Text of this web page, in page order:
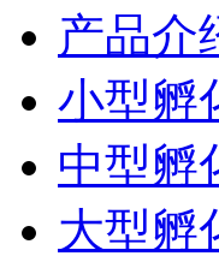
产品介
小型孵
中型孵
大型孵